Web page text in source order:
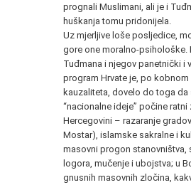
prognali Muslimani, ali je i
huškanja tomu pridonijela.
Uz mjerljive loše posljedice,
gore one moralno-psihološke.
Tuđmana i njegov panetnički i
program Hrvate je, po kobnom
kauzaliteta, dovelo do toga da
“nacionalne ideje” počine ratni
Hercegovini – razaranje
Mostar), islamske sakralne i
masovni progon stanovništva,
logora, mučenje i ubojstva; u
gnusnih masovnih zločina,